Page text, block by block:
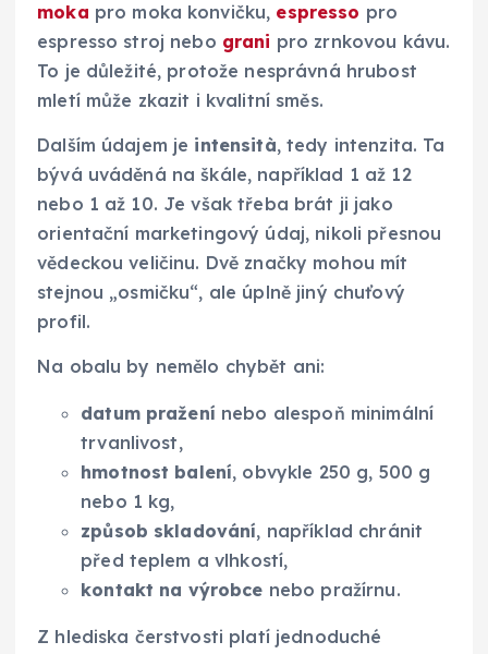
moka pro moka konvičku, espresso pro
espresso stroj nebo grani pro zrnkovou kávu.
To je důležité, protože nesprávná hrubost
mletí může zkazit i kvalitní směs.
Dalším údajem je intensità, tedy intenzita. Ta
bývá uváděná na škále, například 1 až 12
nebo 1 až 10. Je však třeba brát ji jako
orientační marketingový údaj, nikoli přesnou
vědeckou veličinu. Dvě značky mohou mít
stejnou „osmičku“, ale úplně jiný chuťový
profil.
Na obalu by nemělo chybět ani:
datum pražení nebo alespoň minimální
trvanlivost,
hmotnost balení, obvykle 250 g, 500 g
nebo 1 kg,
způsob skladování, například chránit
před teplem a vlhkostí,
kontakt na výrobce nebo pražírnu.
Z hlediska čerstvosti platí jednoduché